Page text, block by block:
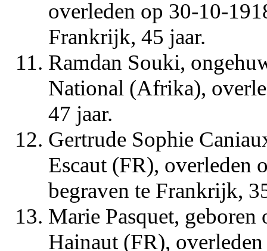
overleden op 30-10-
Frankrijk, 45 jaar.
Ramdan Souki,
National (Afrika),
47 jaar.
Gertrude Sophie
Escaut (FR), overleden
begraven te Frankrijk,
Marie Pasquet,
Hainaut (FR),